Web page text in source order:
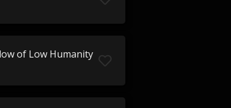
of Low Humanity